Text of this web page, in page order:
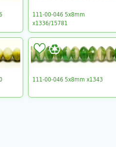
111-00-046 5x8mm
x1336/15781
111-00-046 5x8mm x1343